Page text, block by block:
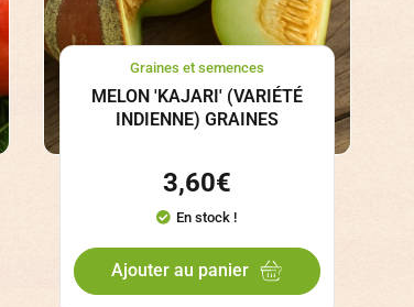
Graines et semences
MELON 'KAJARI' (VARIÉTÉ
INDIENNE) GRAINES
3,60€
En stock !
Ajouter au panier